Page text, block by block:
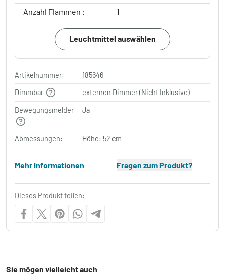
Anzahl Flammen :
1
Leuchtmittel auswählen
Artikelnummer:
185646
Dimmbar
externen Dimmer (Nicht Inklusive)
Bewegungsmelder Ja
Abmessungen: Höhe: 52 cm
Mehr Informationen Fragen zum Produkt?
Dieses Produkt teilen:
Sie mögen vielleicht auch